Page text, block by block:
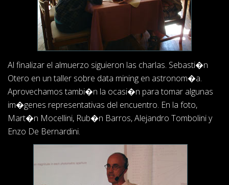
Al finalizar el almuerzo siguieron las charlas. Sebasti�n
Otero en un taller sobre data mining en astronom�a.
Aprovechamos tambi�n la ocasi�n para tomar algunas
im�genes representativas del encuentro. En la foto,
Mart�n Mocellini, Rub�n Barros, Alejandro Tombolini y
Enzo De Bernardini.